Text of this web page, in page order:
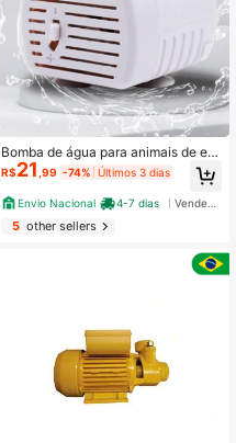
Bomba de água para animais de est
imação USB com motor de baixo ruí
do para substituição
R$21 ,99 -74% Últimos 3 dias
Envio Nacional 4-7 dias
5other sellers